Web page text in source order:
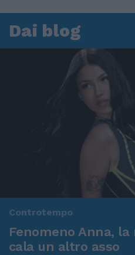
Dai blog
Controtempo
Fenomeno Anna,
cala un altro asso